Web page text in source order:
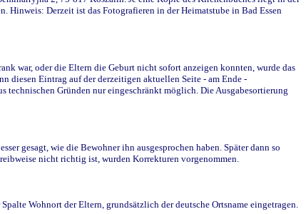
Hinweis: Derzeit ist das Fotografieren in der Heimatstube in Bad Essen
war, oder die Eltern die Geburt nicht sofort anzeigen konnten, wurde das
diesen Eintrag auf der derzeitigen aktuellen Seite - am Ende -
technischen Gründen nur eingeschränkt möglich. Die Ausgabesortierung
gesagt, wie die Bewohner ihn ausgesprochen haben. Später dann so
nicht richtig ist, wurden Korrekturen vorgenommen.
Wohnort der Eltern, grundsätzlich der deutsche Ortsname eingetragen.